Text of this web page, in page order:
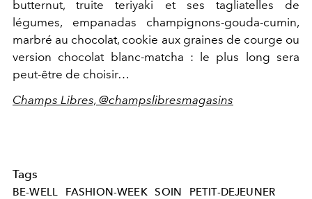
butternut, truite teriyaki et ses tagliatelles de
légumes, empanadas champignons-gouda-cumin,
marbré au chocolat, cookie aux graines de courge ou
version chocolat blanc-matcha : le plus long sera
peut-être de choisir…
Champs Libres, @champslibresmagasins
Tags
BE-WELL FASHION-WEEK SOIN
PETIT-DEJEUNER